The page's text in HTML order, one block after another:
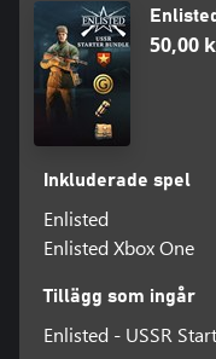
50,00
Inkluderade spel
Enlisted
Enlisted Xbox One
Tillägg som ingår
Enlisted - USSR